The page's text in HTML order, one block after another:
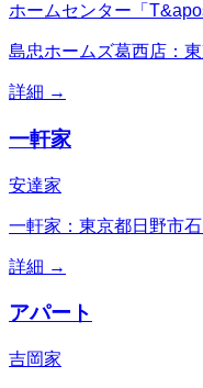
ホームセンター「
島忠ホームズ葛西店：
詳細 →
一軒家
安達家
一軒家：東京都日野市石
詳細 →
アパート
吉岡家